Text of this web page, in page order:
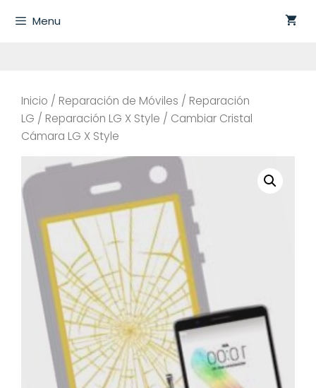
Menu
Inicio / Reparación de Móviles / Reparación
LG / Reparación LG X Style / Cambiar Cristal
Cámara LG X Style